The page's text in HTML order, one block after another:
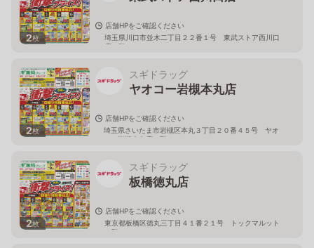
2枚
店舗HPをご確認ください
埼玉県川口市並木二丁目２２番１号 東武ストア西川口
店２階
2枚
スギドラッグ
ヤオコー岩槻本丸店
店舗HPをご確認ください
埼玉県さいたま市岩槻区本丸３丁目２０番４５号 ヤオ
コー岩槻本丸店２階
2枚
スギドラッグ
板橋徳丸店
店舗HPをご確認ください
東京都板橋区徳丸三丁目４１番２１号 トックマルット
１階